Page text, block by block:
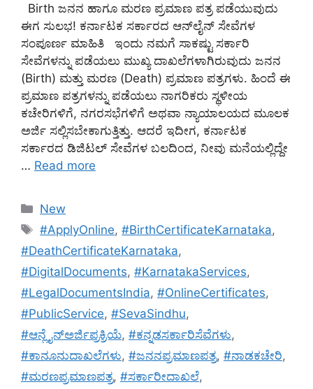
Birth ಜನನ ಹಾಗೂ ಮರಣ ಪ್ರಮಾಣ ಪತ್ರ ಪಡೆಯುವುದು
ಈಗ ಸುಲಭ! ಕರ್ನಾಟಕ ಸರ್ಕಾರದ ಆನ್‌ಲೈನ್ ಸೇವೆಗಳ
ಸಂಪೂರ್ಣ ಮಾಹಿತಿ ಇಂದು ನಮಗೆ ಸಾಕಷ್ಟು ಸರ್ಕಾರಿ
ಸೇವೆಗಳನ್ನು ಪಡೆಯಲು ಮುಖ್ಯ ದಾಖಲೆಗಳಾಗಿರುವುದು ಜನನ
(Birth) ಮತ್ತು ಮರಣ (Death) ಪ್ರಮಾಣ ಪತ್ರಗಳು. ಹಿಂದೆ ಈ
ಪ್ರಮಾಣ ಪತ್ರಗಳನ್ನು ಪಡೆಯಲು ನಾಗರಿಕರು ಸ್ಥಳೀಯ
ಕಚೇರಿಗಳಿಗೆ, ನಗರಸಭೆಗಳಿಗೆ ಅಥವಾ ನ್ಯಾಯಾಲಯದ ಮೂಲಕ
ಅರ್ಜಿ ಸಲ್ಲಿಸಬೇಕಾಗುತ್ತಿತ್ತು. ಆದರೆ ಇದೀಗ, ಕರ್ನಾಟಕ
ಸರ್ಕಾರದ ಡಿಜಿಟಲ್ ಸೇವೆಗಳ ಬಲದಿಂದ, ನೀವು ಮನೆಯಲ್ಲಿದ್ದೇ
… Read more
Categories
New
Tags
#ApplyOnline,#BirthCertificateKarnataka,
#DeathCertificateKarnataka,
#DigitalDocuments, #KarnatakaServices,
#LegalDocumentsIndia, #OnlineCertificates,
#PublicService, #SevaSindhu,
#ಆನ್ಲೈನ್ಅರ್ಜಿಪ್ರಕ್ರಿಯೆ, #ಕನ್ನಡಸರ್ಕಾರಿಸೆವೆಗಳು,
#ಕಾನೂನುದಾಖಲೆಗಳು, #ಜನನಪ್ರಮಾಣಪತ್ರ, #ನಾಡಕಚೇರಿ,
#ಮರಣಪ್ರಮಾಣಪತ್ರ, #ಸರ್ಕಾರೀದಾಖಲೆ,